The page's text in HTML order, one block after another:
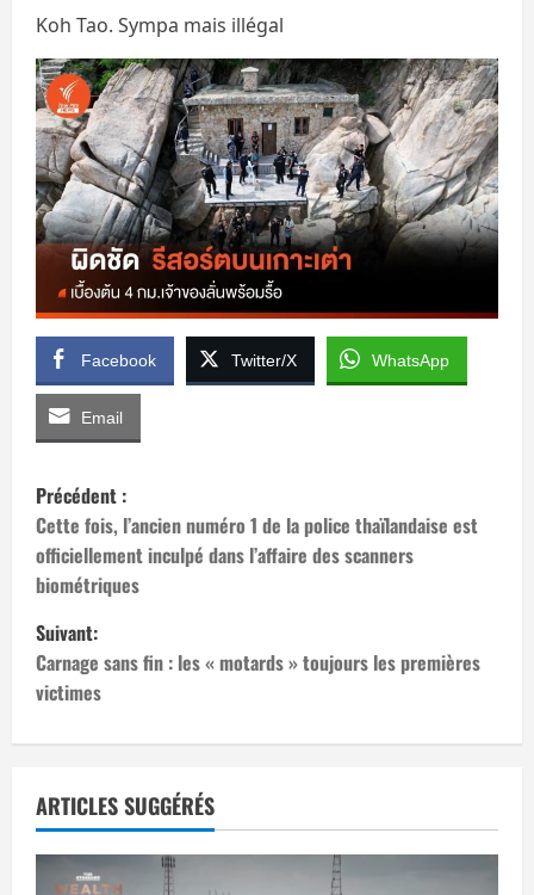
Koh Tao. Sympa mais illégal
Facebook Twitter/X WhatsApp
Email
N
a
v
i
g
a
t
i
Précédent :
Cette fois, l’ancien numéro 1 de la police thaïlandaise est
officiellement inculpé dans l’affaire des scanners
biométriques
Suivant:
Carnage sans fin : les « motards » toujours les premières
victimes
ARTICLES SUGGÉRÉS